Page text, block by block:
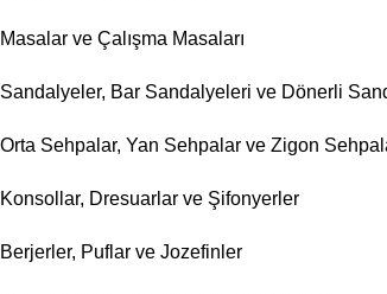
Masalar ve Çalışma Masaları
Sandalyeler, Bar Sandalyeleri ve Dönerli
Orta Sehpalar, Yan Sehpalar ve Zigon
Konsollar, Dresuarlar ve Şifonyerler
Berjerler, Puflar ve Jozefinler